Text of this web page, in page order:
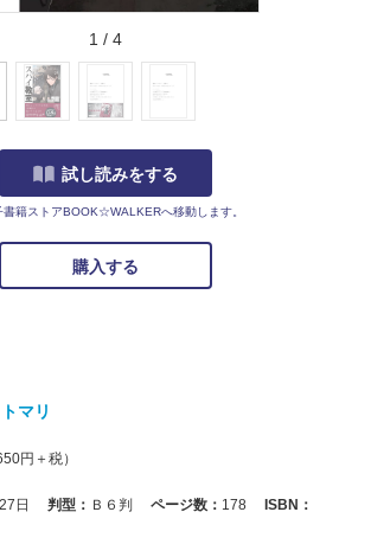
1 / 4
試し読みをする
籍ストアBOOK☆WALKERへ移動します。
購入する
トマリ
円＋税）
日 判型： Ｂ６判 ページ数： 178
ISBN：